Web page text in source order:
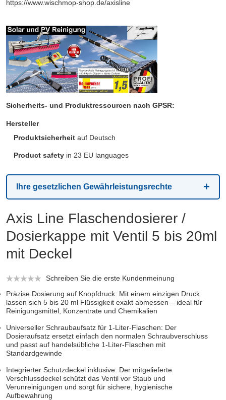
https://www.wischmop-shop.de/axisline
Sicherheits- und Produktressourcen nach GPSR:
Hersteller
Produktsicherheit auf Deutsch
Product safety in 23 EU languages
Ihre gesetzlichen Gewährleistungsrechte
Axis Line Flaschendosierer /
Dosierkappe mit Ventil 5 bis 20ml
mit Deckel
Schreiben Sie die erste Kundenmeinung
Präzise Dosierung auf Knopfdruck: Mit einem einzigen Druck
lassen sich 5 bis 20 ml Flüssigkeit exakt abmessen – ideal für
Reinigungsmittel, Konzentrate und Chemikalien
Universeller Schraubaufsatz für 1-Liter-Flaschen: Der
Dosieraufsatz ersetzt einfach den normalen Schraubverschluss
und passt auf handelsübliche 1-Liter-Flaschen mit
Standardgewinde
Integrierter Schutzdeckel inklusive: Der mitgelieferte
Verschlussdeckel schützt das Ventil vor Staub und
Verunreinigungen und sorgt für sichere, hygienische
Aufbewahrung